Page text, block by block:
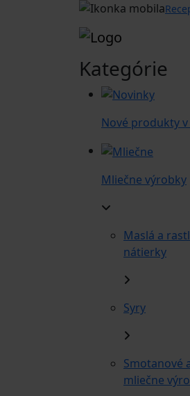
Kategórie
Nové produkty
Mliečne výrobky
Maslá a
nátierky
Syry
Smotanové
mliečne